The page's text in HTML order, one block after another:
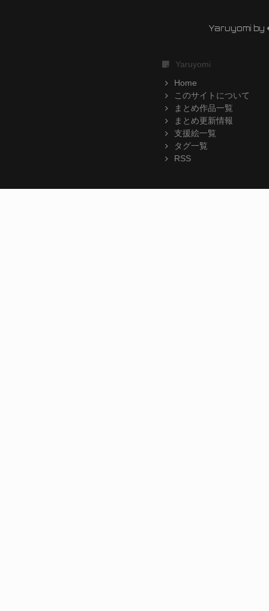
Yaruyomi by
Yaruyomi
Home
このサイトについて
まとめ作品一覧
まとめ更新情報
支援絵一覧
タグ一覧
RSS